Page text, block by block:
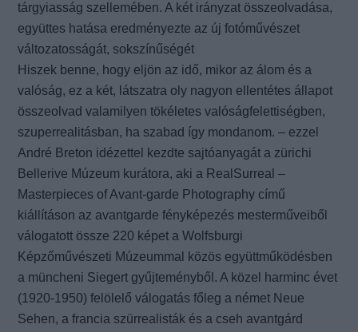
tárgyiasság szellemében. A két irányzat összeolvadása,
együttes hatása eredményezte az új fotóművészet
változatosságát, sokszínűségét
Hiszek benne, hogy eljön az idő, mikor az álom és a
valóság, ez a két, látszatra oly nagyon ellentétes állapot
összeolvad valamilyen tökéletes valóságfelettiségben,
szuperrealitásban, ha szabad így mondanom. – ezzel
André Breton idézettel kezdte sajtóanyagát a zürichi
Bellerive Múzeum kurátora, aki a RealSurreal –
Masterpieces of Avant-garde Photography című
kiállításon az avantgarde fényképezés mesterműveiből
válogatott össze 220 képet a Wolfsburgi
Képzőművészeti Múzeummal közös együttműködésben
a müncheni Siegert gyűjteményből. A közel harminc évet
(1920-1950) felölelő válogatás főleg a német Neue
Sehen, a francia szürrealisták és a cseh avantgárd